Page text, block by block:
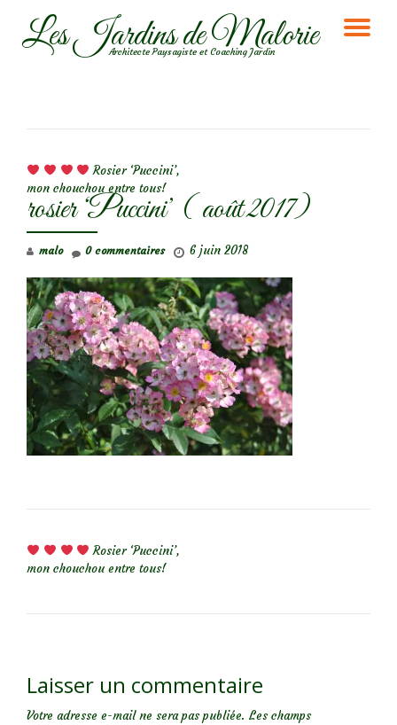
AllerLes Jardins de Malorie
Architecte Paysagiste et Coaching Jardin
Rosier ‘Puccini’,
mon chouchou entre tous!
rosier ‘Puccini’ ( août 2017)
malo 6 juin 2018
0 commentaires
Rosier ‘Puccini’,
mon chouchou entre tous!
Laisser un commentaire
Votre adresse e-mail ne sera pas publiée. Les champs